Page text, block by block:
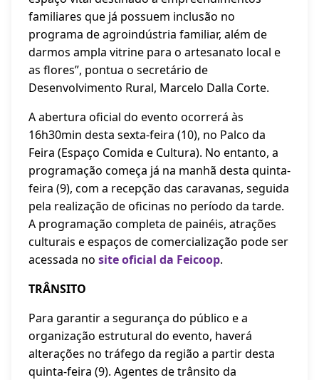
familiares que já possuem inclusão no
programa de agroindústria familiar, além de
darmos ampla vitrine para o artesanato local e
as flores”, pontua o secretário de
Desenvolvimento Rural, Marcelo Dalla Corte.
A abertura oficial do evento ocorrerá às
16h30min desta sexta-feira (10), no Palco da
Feira (Espaço Comida e Cultura). No entanto, a
programação começa já na manhã desta quinta-
feira (9), com a recepção das caravanas, seguida
pela realização de oficinas no período da tarde.
A programação completa de painéis, atrações
culturais e espaços de comercialização pode ser
acessada no site oficial da Feicoop.
TRÂNSITO
Para garantir a segurança do público e a
organização estrutural do evento, haverá
alterações no tráfego da região a partir desta
quinta-feira (9). Agentes de trânsito da